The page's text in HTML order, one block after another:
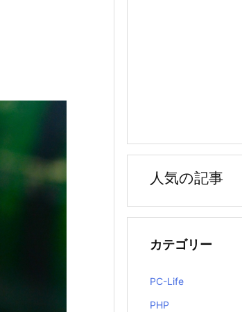
人気の記事
カテゴリー
PC-Life
PHP